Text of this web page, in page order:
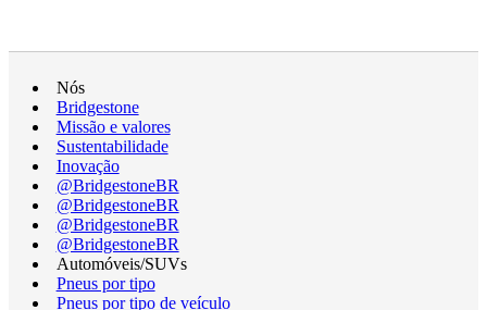
Nós
Bridgestone
Missão e valores
Sustentabilidade
Inovação
@BridgestoneBR
@BridgestoneBR
@BridgestoneBR
@BridgestoneBR
Automóveis/SUVs
Pneus por tipo
Pneus por tipo de veículo